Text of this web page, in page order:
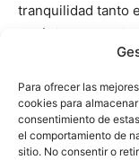
Para ofrecer las
cookies para
consentimiento de
el comportamiento de
sitio. No consentir o
tranquilidad tanto
aquí viene lo
Olvídate de las
nuestra cámara
condiciones de
¿Quieres conocer